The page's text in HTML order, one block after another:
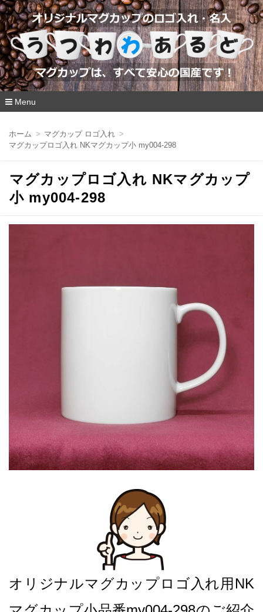
Menu
ホーム
マグカップ ロゴ入れ
マグカップロゴ入れ NKマグカップ小 my004-298
マグカップロゴ入れ NKマグカップ
小 my004-298
オリジナルマグカップロゴ入れ用NK